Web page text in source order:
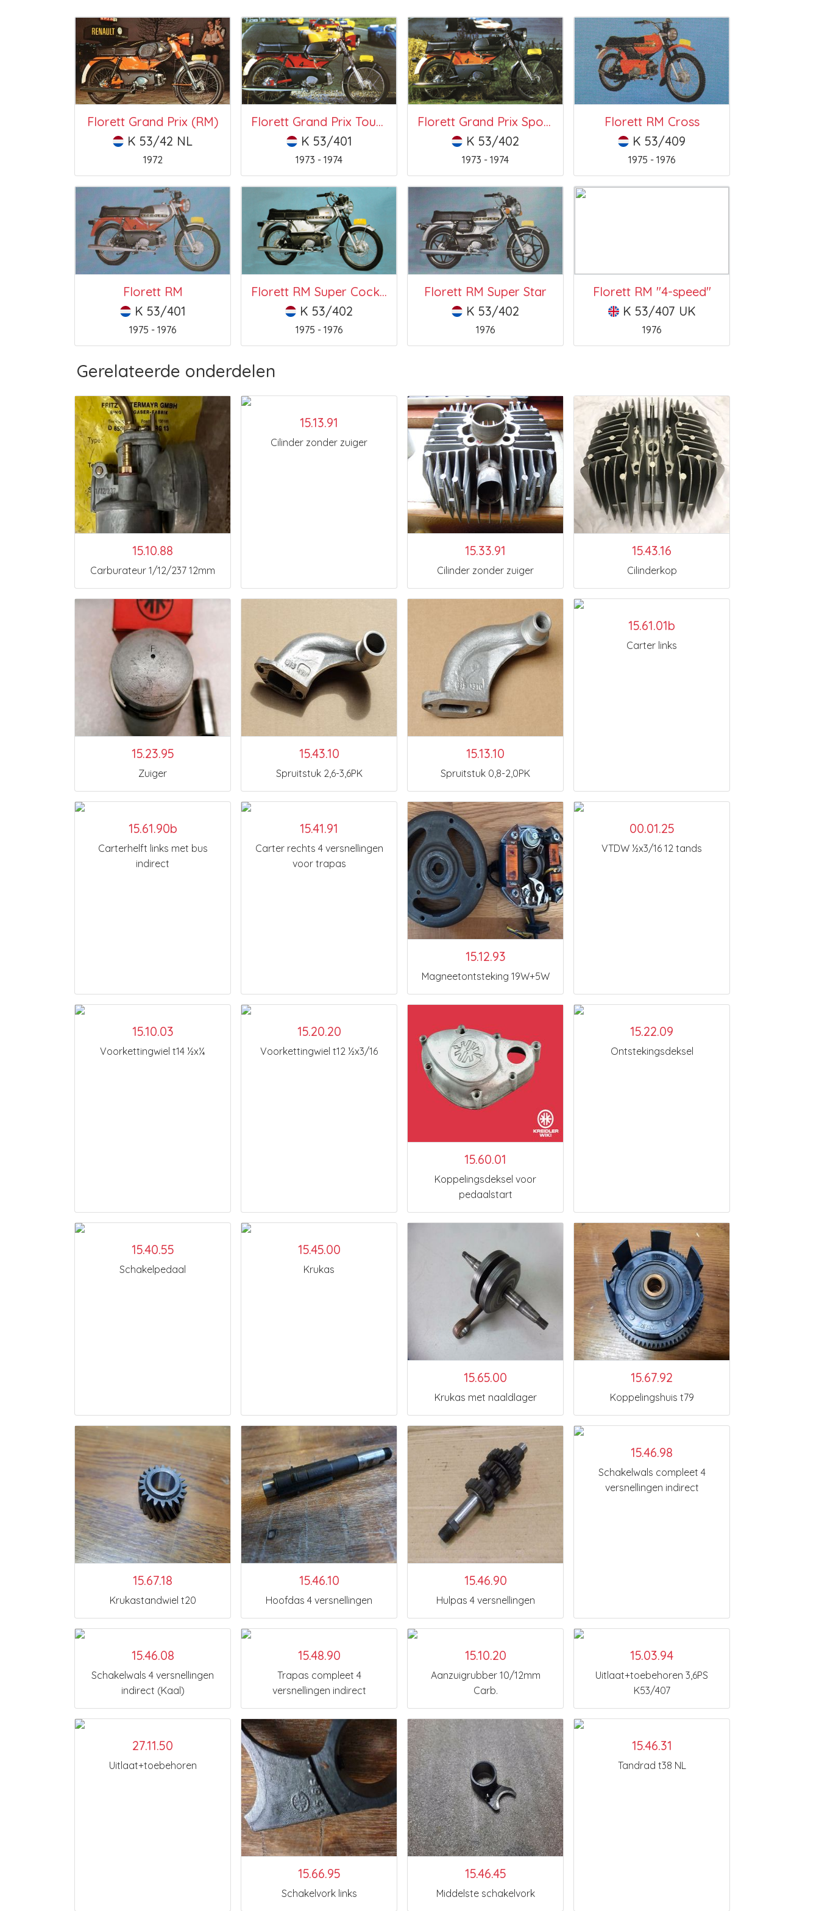
Florett Grand Prix (RM)
K 53/42 NL
1972
Florett Grand Prix Touring (RM)
K 53/401
1973 - 1974
Florett Grand Prix Sport (RM)
K 53/402
1973 - 1974
Florett RM Cross
K 53/409
1975 - 1976
Florett RM
K 53/401
1975 - 1976
Florett RM Super Cockpit
K 53/402
1975 - 1976
Florett RM Super Star
K 53/402
1976
Florett RM "4-speed"
K 53/407 UK
1976
Gerelateerde onderdelen
15.10.88
Carburateur 1/12/237 12mm
15.13.91
Cilinder zonder zuiger
15.33.91
Cilinder zonder zuiger
15.43.16
Cilinderkop
15.23.95
Zuiger
15.43.10
Spruitstuk 2,6-3,6PK
15.13.10
Spruitstuk 0,8-2,0PK
15.61.01b
Carter links
15.61.90b
Carterhelft links met bus
indirect
15.41.91
Carter rechts 4 versnellingen
voor trapas
15.12.93
Magneetontsteking 19W+5W
00.01.25
VTDW ½x3/16 12 tands
15.10.03
Voorkettingwiel t14 ½x¼
15.20.20
Voorkettingwiel t12 ½x3/16
15.60.01
Koppelingsdeksel voor
pedaalstart
15.22.09
Ontstekingsdeksel
15.40.55
Schakelpedaal
15.45.00
Krukas
15.65.00
Krukas met naaldlager
15.67.92
Koppelingshuis t79
15.67.18
Krukastandwiel t20
15.46.10
Hoofdas 4 versnellingen
15.46.90
Hulpas 4 versnellingen
15.46.98
Schakelwals compleet 4
versnellingen indirect
15.46.08
Schakelwals 4 versnellingen
indirect (Kaal)
15.48.90
Trapas compleet 4
versnellingen indirect
15.10.20
Aanzuigrubber 10/12mm
Carb.
15.03.94
Uitlaat+toebehoren 3,6PS
K53/407
27.11.50
Uitlaat+toebehoren
15.66.95
Schakelvork links
15.46.45
Middelste schakelvork
15.46.31
Tandrad t38 NL